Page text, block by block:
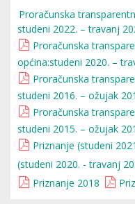
Proračunska
studeni 2022. – travanj
Proračunska
općina:studeni 2020. –
Proračunska
studeni 2016. – ožujak
Proračunska
studeni 2015. – ožujak
Priznanje (studeni
(studeni 2020. - travanj
Priznanje 2018